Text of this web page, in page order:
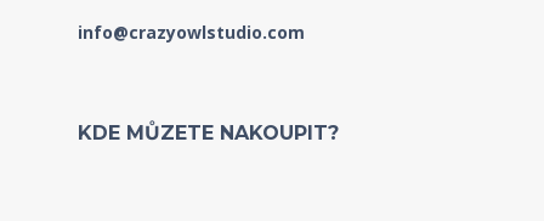
info@crazyowlstudio.com
KDE MŮZETE NAKOUPIT?